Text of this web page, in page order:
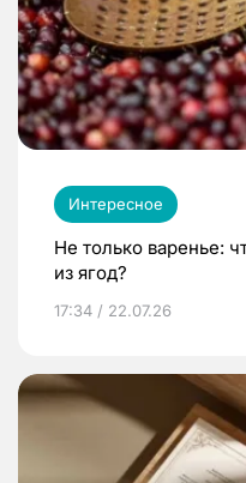
Интересное
Не только варенье:
из ягод?
17:34 / 22.07.26